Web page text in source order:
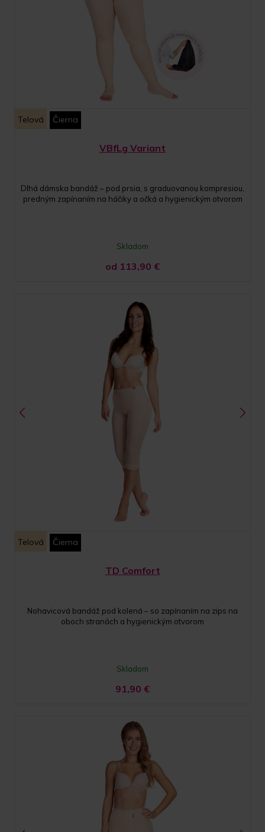
Telová Čierna
VBfLg Variant
Dlhá dámska bandáž – pod prsia, s graduovanou kompresiou,
predným zapínaním na háčiky a očká a hygienickým otvorom
Skladom
od 113,90 €
Telová Čierna
TD Comfort
Nohavicová bandáž pod kolená – so zapínaním na zips na
oboch stranách a hygienickým otvorom
Skladom
91,90 €